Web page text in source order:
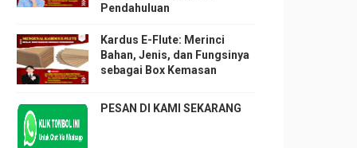
Pendahuluan
Kardus E-Flute: Merinci
Bahan, Jenis, dan Fungsinya
sebagai Box Kemasan
PESAN DI KAMI SEKARANG